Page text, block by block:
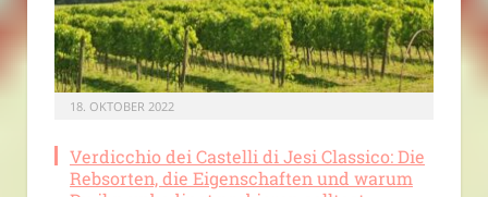
18. OKTOBER 2022
Verdicchio dei Castelli di Jesi Classico: Die
Rebsorten, die Eigenschaften und warum